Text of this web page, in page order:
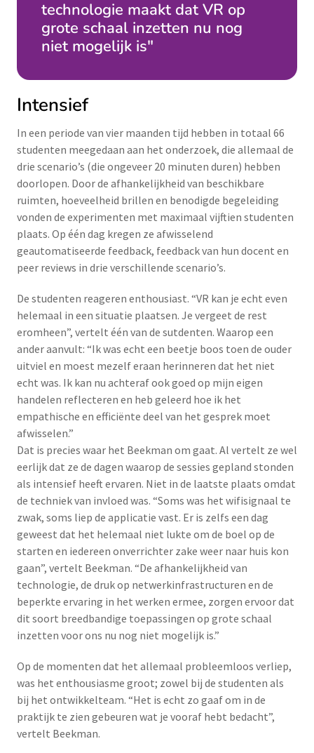
technologie maakt dat VR op
grote schaal inzetten nu nog
niet mogelijk is"
Intensief
In een periode van vier maanden tijd hebben in totaal 66
studenten meegedaan aan het onderzoek, die allemaal de
drie scenario’s (die ongeveer 20 minuten duren) hebben
doorlopen. Door de afhankelijkheid van beschikbare
ruimten, hoeveelheid brillen en benodigde begeleiding
vonden de experimenten met maximaal vijftien studenten
plaats. Op één dag kregen ze afwisselend
geautomatiseerde feedback, feedback van hun docent en
peer reviews in drie verschillende scenario’s.
De studenten reageren enthousiast. “VR kan je echt even
helemaal in een situatie plaatsen. Je vergeet de rest
eromheen”, vertelt één van de sutdenten. Waarop een
ander aanvult: “Ik was echt een beetje boos toen de ouder
uitviel en moest mezelf eraan herinneren dat het niet
echt was. Ik kan nu achteraf ook goed op mijn eigen
handelen reflecteren en heb geleerd hoe ik het
empathische en efficiënte deel van het gesprek moet
afwisselen.”
Dat is precies waar het Beekman om gaat. Al vertelt ze wel
eerlijk dat ze de dagen waarop de sessies gepland stonden
als intensief heeft ervaren. Niet in de laatste plaats omdat
de techniek van invloed was. “Soms was het wifisignaal te
zwak, soms liep de applicatie vast. Er is zelfs een dag
geweest dat het helemaal niet lukte om de boel op de
starten en iedereen onverrichter zake weer naar huis kon
gaan”, vertelt Beekman. “De afhankelijkheid van
technologie, de druk op netwerkinfrastructuren en de
beperkte ervaring in het werken ermee, zorgen ervoor dat
dit soort breedbandige toepassingen op grote schaal
inzetten voor ons nu nog niet mogelijk is.”
Op de momenten dat het allemaal probleemloos verliep,
was het enthousiasme groot; zowel bij de studenten als
bij het ontwikkelteam. “Het is echt zo gaaf om in de
praktijk te zien gebeuren wat je vooraf hebt bedacht”,
vertelt Beekman.